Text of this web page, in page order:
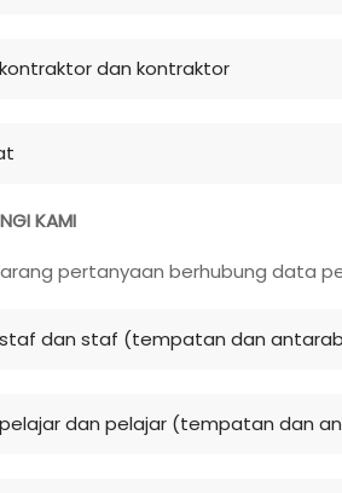
dan kontraktor
KAMI
pertanyaan berhubung data
dan staf (tempatan dan
dan pelajar (tempatan dan